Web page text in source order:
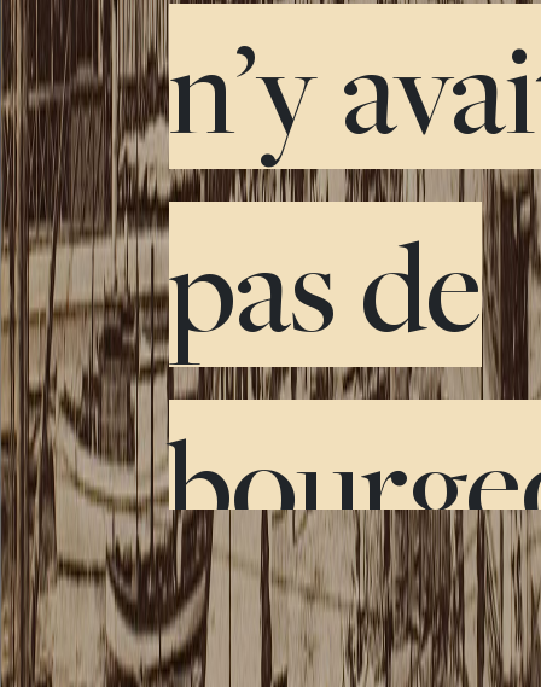
n’y
pas de